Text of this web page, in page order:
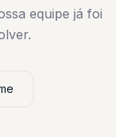
equipe já foi